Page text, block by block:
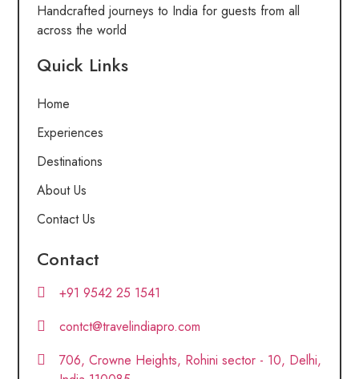
Handcrafted journeys to India for guests from all
across the world
Quick Links
Home
Experiences
Destinations
About Us
Contact Us
Contact
+91 9542 25 1541
contct@travelindiapro.com
706, Crowne Heights, Rohini sector - 10, Delhi,